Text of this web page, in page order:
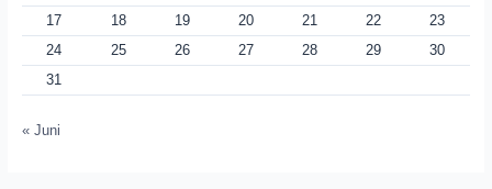
17
18 19 20 21 22
23
24
25 26 27 28 29
30
31
« Juni